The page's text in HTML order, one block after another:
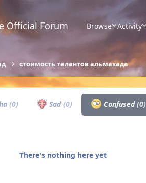
Official Forum Browse Activity
стоимость талантов альмахада
(0) Sad(0) Confused(0)
There's nothing here yet